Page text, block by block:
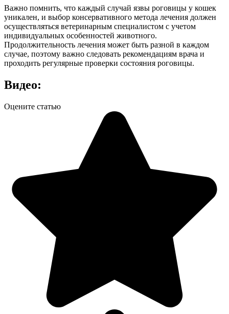
Важно помнить, что каждый случай язвы роговицы у кошек
уникален, и выбор консервативного метода лечения должен
осуществляться ветеринарным специалистом с учетом
индивидуальных особенностей животного.
Продолжительность лечения может быть разной в каждом
случае, поэтому важно следовать рекомендациям врача и
проходить регулярные проверки состояния роговицы.
Видео:
Оцените статью